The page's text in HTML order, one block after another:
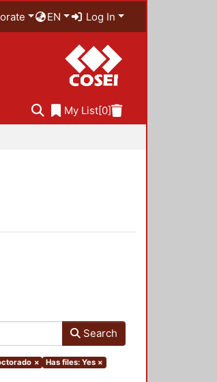
EN Log In
My List[0]
Search
× Has files: Yes ×